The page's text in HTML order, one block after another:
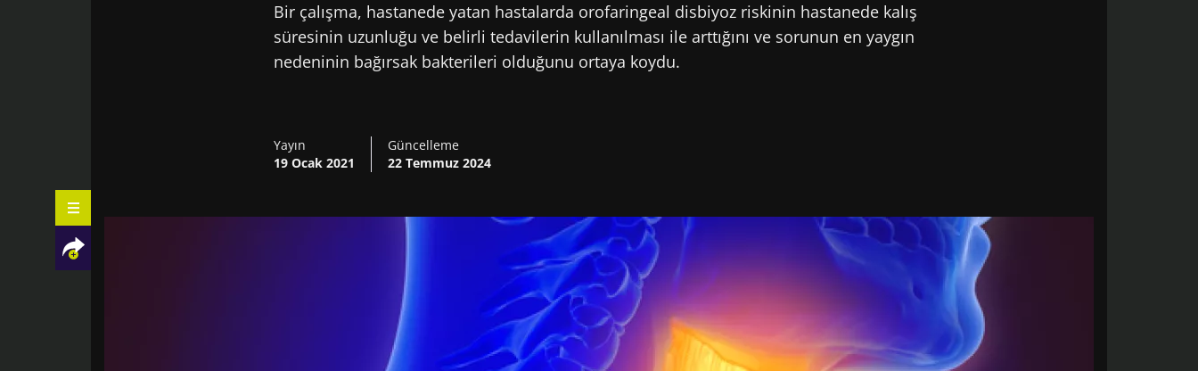
Bir çalışma, hastanede yatan hastalarda orofaringeal disbiyoz riskinin hastanede kalış
süresinin uzunluğu ve belirli tedavilerin kullanılması ile arttığını ve sorunun en yaygın
nedeninin bağırsak bakterileri olduğunu ortaya koydu.
Yayın
19 Ocak 2021
Güncelleme
22 Temmuz 2024